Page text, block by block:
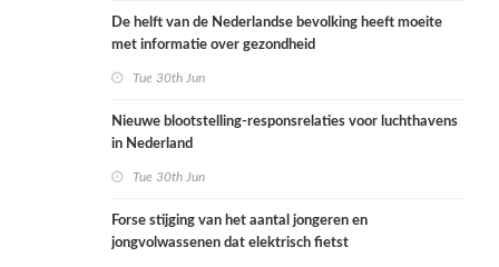
De helft van de Nederlandse bevolking heeft moeite
met informatie over gezondheid
Tue 30th Jun
Nieuwe blootstelling-responsrelaties voor luchthavens
in Nederland
Tue 30th Jun
Forse stijging van het aantal jongeren en
jongvolwassenen dat elektrisch fietst